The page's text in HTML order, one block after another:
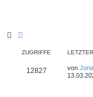
Suche
ZUGRIFFE
12827 von